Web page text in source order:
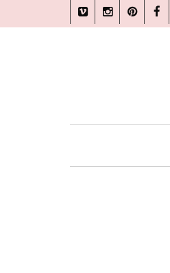
Facebook
Pinterest
Instagram
Vimeo